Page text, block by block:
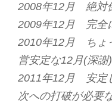
2008年12月 絶対
2009年12月 完全
2010年12月 ちょ
営安定な12月(深謝)
2011年12月 安定
次への打破が必要